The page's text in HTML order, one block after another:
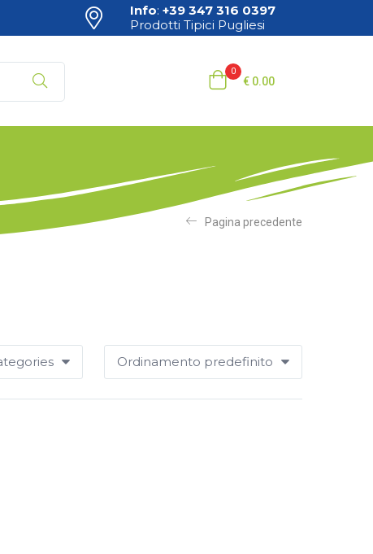
Info:+39 347 316 0397
Prodotti Tipici Pugliesi
0
€ 0.00
Pagina precedente
Ordinamento predefinito